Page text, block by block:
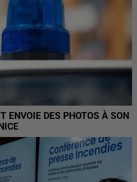
ENVOIE DES PHOTOS À SON